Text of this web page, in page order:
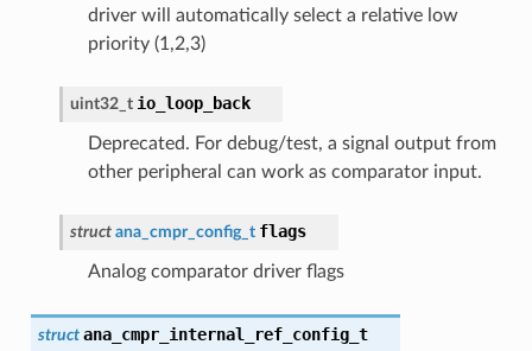
driver will automatically select a relative low
priority (1,2,3)
uint32_t io_loop_back
Deprecated. For debug/test, a signal output from
other peripheral can work as comparator input.
struct ana_cmpr_config_t flags
Analog comparator driver flags
struct ana_cmpr_internal_ref_config_t